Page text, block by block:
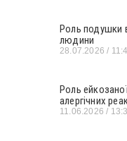
Роль подушки в
людини
28.07.2026
Роль
алергічних
11.06.2026